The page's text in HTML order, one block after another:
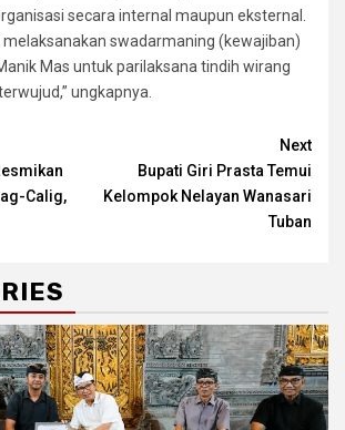
secara internal maupun eksternal.
melaksanakan swadarmaning (kewajiban)
Mas untuk parilaksana tindih wirang
ungkapnya.
Calig,
Next
Bupati Giri Prasta Temui
Kelompok Nelayan Wanasari
Tuban